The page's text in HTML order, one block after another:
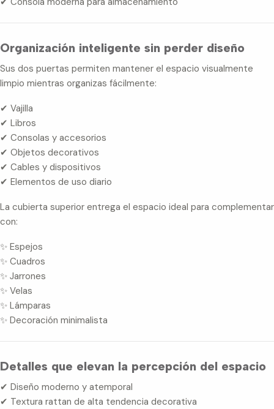
Organización inteligente sin perder diseño
Sus dos puertas permiten mantener el espacio visualmente
limpio mientras organizas fácilmente:
✔ Vajilla
✔ Libros
✔ Consolas y accesorios
✔ Objetos decorativos
✔ Cables y dispositivos
✔ Elementos de uso diario
La cubierta superior entrega el espacio ideal para complementar
con:
✨ Espejos
✨ Cuadros
✨ Jarrones
✨ Velas
✨ Lámparas
✨ Decoración minimalista
Detalles que elevan la percepción del espacio
✔ Diseño moderno y atemporal
✔ Textura rattan de alta tendencia decorativa